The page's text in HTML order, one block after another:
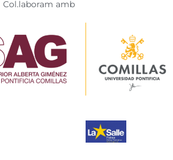
Col.laboram amb